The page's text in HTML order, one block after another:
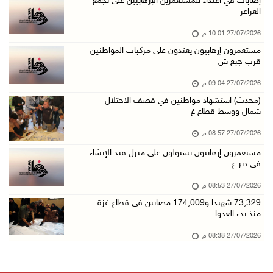
العراعر
27/07/2026 10:01 م
مستعمرون إرهابيون يعتدون على مركبات المواطنين
قرب جبع ش
27/07/2026 09:04 م
(محدث) استشهاد مواطنين في قصف الاحتلال
شمال ووسط قطاع غ
27/07/2026 08:57 م
مستعمرون إرهابيون يستولون على منزل قيد الإنشاء
في دير ع
27/07/2026 08:53 م
73,329 شهيدا و174,009 مصابين في قطاع غزة
منذ بدء العدوا
27/07/2026 08:38 م